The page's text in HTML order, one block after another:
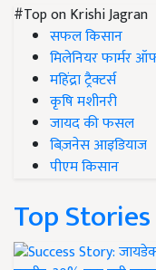
#Top on Krishi Jagran
सफल किसान
मिलेनियर फार्मर
महिंद्रा ट्रैक्टर्स
कृषि मशीनरी
जायद की फसल
बिज़नेस आइडियाज
पीएम किसान
Top Stories